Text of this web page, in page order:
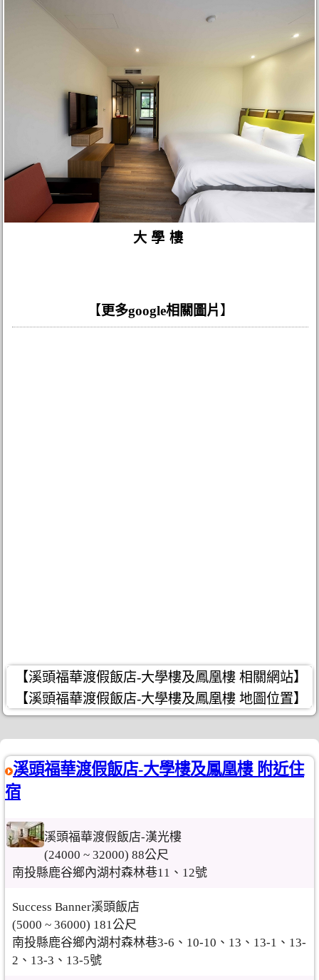
大學樓
【更多google相關圖片 】
【溪頭福華渡假飯店-大學樓及鳳凰樓 相關網站】
【溪頭福華渡假飯店-大學樓及鳳凰樓 地圖位置】
溪頭福華渡假飯店-大學樓及鳳凰樓 附近住
宿
溪頭福華渡假飯店-漢光樓
(24000 ~ 32000) 88公尺
南投縣鹿谷鄉內湖村森林巷11、12號
Success Banner溪頭飯店
(5000 ~ 36000) 181公尺
南投縣鹿谷鄉內湖村森林巷3-6、10-10、13、13-1、13-
2、13-3、13-5號